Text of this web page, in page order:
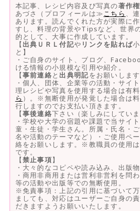
本記事、レシピ内容及び写真の著作権
あづさ（プロフィールは≫こちら 、
あります。読んでくれた方が実際に
すし、料理の背景やTipsなど、世界
的として、大事に作成しています。
【 出典ＵＲＬ付記や リンクを貼れば
と】
・ご自身のサイト、ブログ、
ける情報の小規模な引用や紹介。
【事前連絡と 出典明記をお願いします
・個人、団体、企業等の活動・サイ
理レシピや写真を使用する場合は有
ら ）。※無断使用が発覚した場合は
行しますのでお支払い頂きます。
【事後連絡下さい（楽しみにしていま
・学校や大学の宿題や課題で当サイ
童・生徒・学生さん。所属・氏名・
名や活動のテーマなど）・ご使用ペ
絡をお願いします。※教職員の使用
です。
【禁止事項】
・大々的なコピペや読み込み、出版
・商用非商用または営利非営利を問
等の活動や出版等での無断使用。
※免責事項：上記の引用に基づいて
ましても、対応はユーザーご自身の
だきますようお願いいたします。